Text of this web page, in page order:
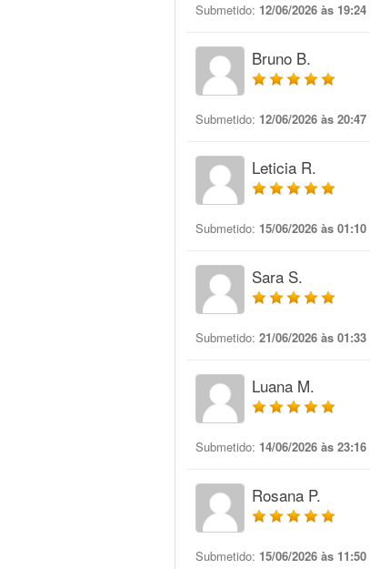
Submetido: 12/06/2026 às 19:24
Bruno B.
Submetido: 12/06/2026 às 20:47
Leticia R.
Submetido: 15/06/2026 às 01:10
Sara S.
Submetido: 21/06/2026 às 01:33
Luana M.
Submetido: 14/06/2026 às 23:16
Rosana P.
Submetido: 15/06/2026 às 11:50